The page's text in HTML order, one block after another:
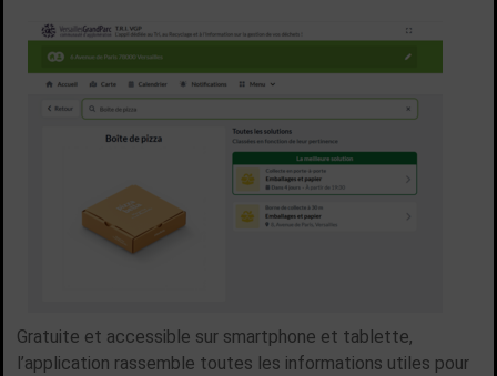
Gratuite et accessible sur smartphone et tablette,
l’application rassemble toutes les informations utiles pour